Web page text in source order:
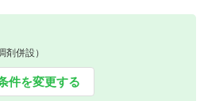
剤併設）
件を変更する